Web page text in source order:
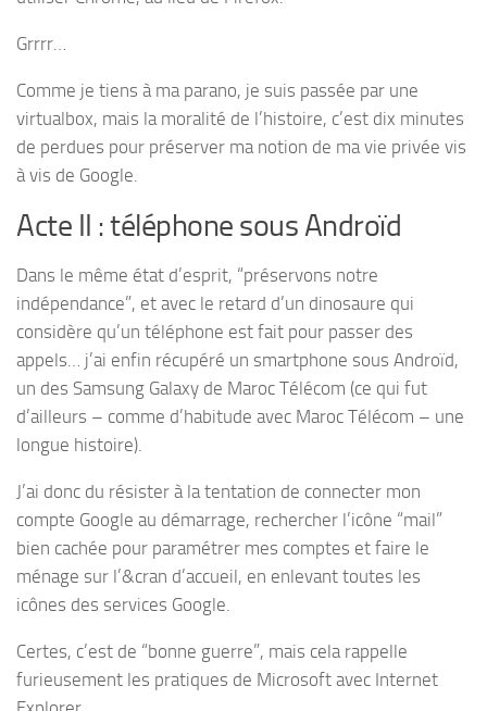
Grrrr…
Comme je tiens à ma parano, je suis passée par une
virtualbox, mais la moralité de l’histoire, c’est dix minutes
de perdues pour préserver ma notion de ma vie privée vis
à vis de Google.
Acte II : téléphone sous Androïd
Dans le même état d’esprit, “préservons notre
indépendance”, et avec le retard d’un dinosaure qui
considère qu’un téléphone est fait pour passer des
appels… j’ai enfin récupéré un smartphone sous Androïd,
un des Samsung Galaxy de Maroc Télécom (ce qui fut
d’ailleurs – comme d’habitude avec Maroc Télécom – une
longue histoire).
J’ai donc du résister à la tentation de connecter mon
compte Google au démarrage, rechercher l’icône “mail”
bien cachée pour paramétrer mes comptes et faire le
ménage sur l’&cran d’accueil, en enlevant toutes les
icônes des services Google.
Certes, c’est de “bonne guerre”, mais cela rappelle
furieusement les pratiques de Microsoft avec Internet